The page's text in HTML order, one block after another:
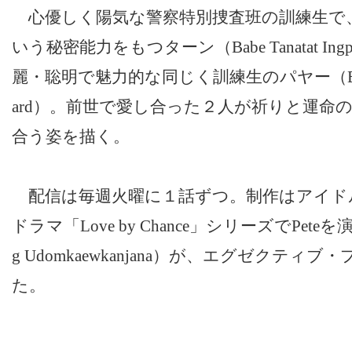
心優しく陽気な警察特別捜査班の訓練生で
いう秘密能力をもつターン（Babe Tanatat
麗・聡明で魅力的な同じく訓練生のパヤー（
ard）。前世で愛し合った２人が祈りと運命
合う姿を描く。
配信は毎週火曜に１話ずつ。制作はアイ
ドラマ「Love by Chance」シリーズでPeteを
g Udomkaewkanjana）が、エグゼクティブ
た。